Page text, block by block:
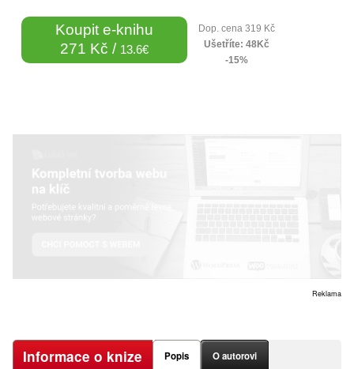
Koupit e-knihu
271 Kč / 13.6€
Dop. cena 319 Kč
Ušetříte: 48Kč
-15%
Reklama
Informace o knize Popis O autorovi